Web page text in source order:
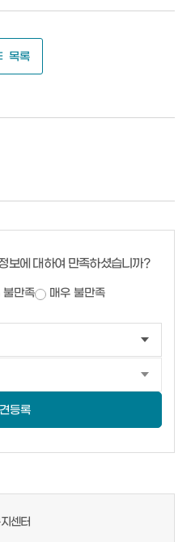
목록
보에 대하여 만족하셨습니까?
불만족 매우 불만족
등록
센터